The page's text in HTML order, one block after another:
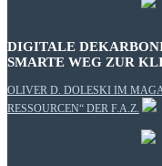
DIGITALE
SMARTE WEG ZUR
OLIVER D. DOLESKI IM
RESSOURCEN“ DER F.A.Z.